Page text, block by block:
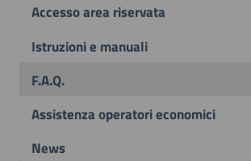
Accesso area riservata
Istruzioni e manuali
F.A.Q.
Assistenza operatori economici
News